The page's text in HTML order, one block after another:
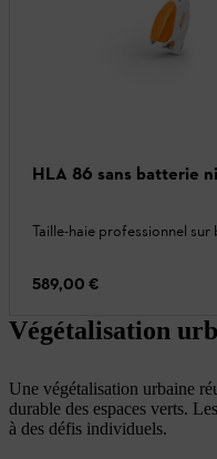
HLA 86 sans batterie
Taille-haie professionnel
589,00 €
Végétalisation
Une végétalisation urbaine
durable des espaces verts.
à des défis individuels.